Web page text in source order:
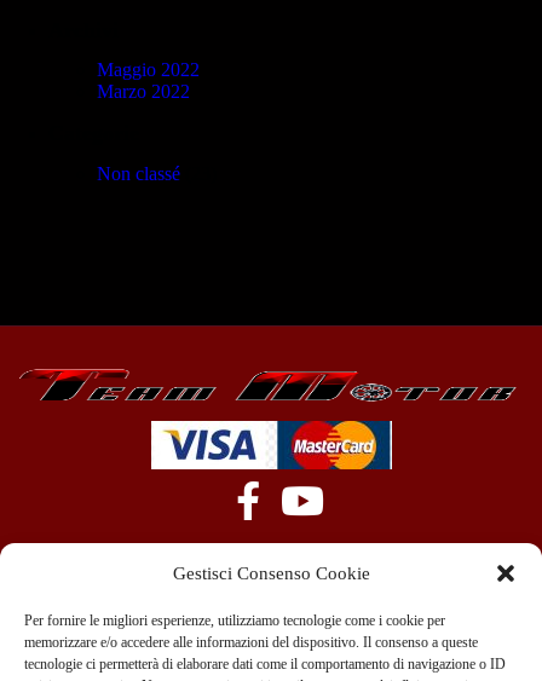
Gestisci Consenso Cookie
Per fornire le migliori esperienze, utilizziamo tecnologie come i cookie per
memorizzare e/o accedere alle informazioni del dispositivo. Il consenso a queste
tecnologie ci permetterà di elaborare dati come il comportamento di navigazione o ID
Maggio 2022
Marzo 2022
Non classé